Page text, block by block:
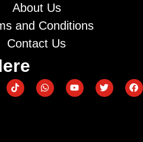
About Us
and Conditions
Contact Us